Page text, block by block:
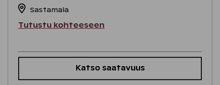
Sastamala
Tutustu kohteeseen
Katso saatavuus